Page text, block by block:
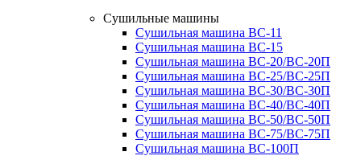
Сушильные машины
Сушильная машина ВС-11
Сушильная машина ВС-15
Сушильная машина ВС-20/ВС-20П
Сушильная машина ВС-25/ВС-25П
Сушильная машина ВС-30/ВС-30П
Сушильная машина ВС-40/ВС-40П
Сушильная машина ВС-50/ВС-50П
Сушильная машина ВС-75/ВС-75П
Сушильная машина ВС-100П